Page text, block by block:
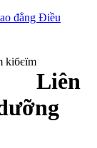
đẳng Điều
Liên